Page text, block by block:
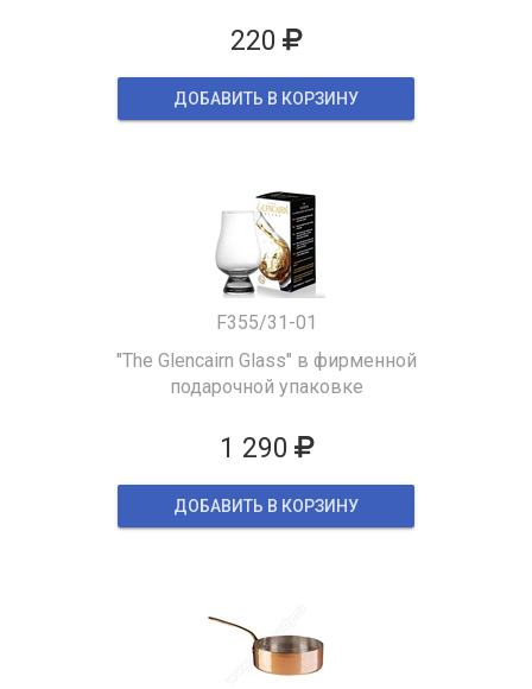
220
ДОБАВИТЬ В КОРЗИНУ
F355/31-01
"The Glencairn Glass" в фирменной
подарочной упаковке
1 290
ДОБАВИТЬ В КОРЗИНУ